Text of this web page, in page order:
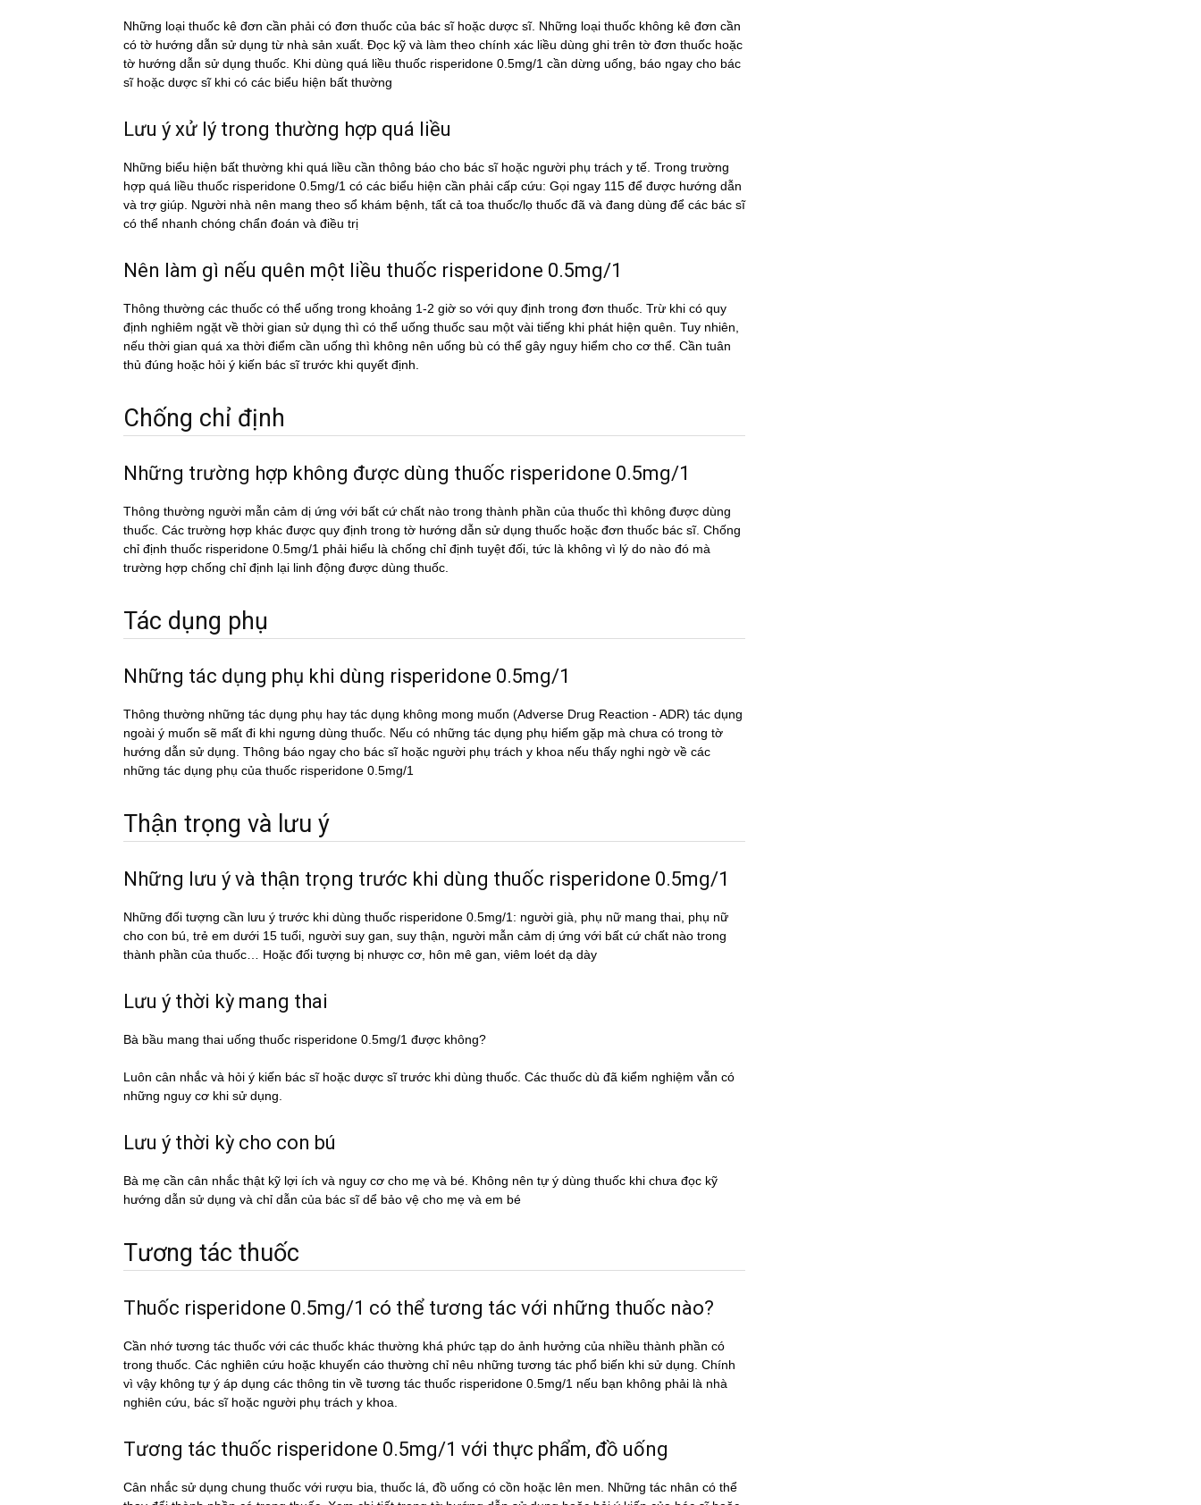
Những loại thuốc kê đơn cần phải có đơn thuốc của bác sĩ hoặc dược sĩ. Những loại thuốc không kê đơn cần
có tờ hướng dẫn sử dụng từ nhà sản xuất. Đọc kỹ và làm theo chính xác liều dùng ghi trên tờ đơn thuốc hoặc
tờ hướng dẫn sử dụng thuốc. Khi dùng quá liều thuốc risperidone 0.5mg/1 cần dừng uống, báo ngay cho bác
sĩ hoặc dược sĩ khi có các biểu hiện bất thường
Lưu ý xử lý trong thường hợp quá liều
Những biểu hiện bất thường khi quá liều cần thông báo cho bác sĩ hoặc người phụ trách y tế. Trong trường
hợp quá liều thuốc risperidone 0.5mg/1 có các biểu hiện cần phải cấp cứu: Gọi ngay 115 để được hướng dẫn
và trợ giúp. Người nhà nên mang theo sổ khám bệnh, tất cả toa thuốc/lọ thuốc đã và đang dùng để các bác sĩ
có thể nhanh chóng chẩn đoán và điều trị
Nên làm gì nếu quên một liều thuốc risperidone 0.5mg/1
Thông thường các thuốc có thể uống trong khoảng 1-2 giờ so với quy định trong đơn thuốc. Trừ khi có quy
định nghiêm ngặt về thời gian sử dụng thì có thể uống thuốc sau một vài tiếng khi phát hiện quên. Tuy nhiên,
nếu thời gian quá xa thời điểm cần uống thì không nên uống bù có thể gây nguy hiểm cho cơ thể. Cần tuân
thủ đúng hoặc hỏi ý kiến bác sĩ trước khi quyết định.
Chống chỉ định
Những trường hợp không được dùng thuốc risperidone 0.5mg/1
Thông thường người mẫn cảm dị ứng với bất cứ chất nào trong thành phần của thuốc thì không được dùng
thuốc. Các trường hợp khác được quy định trong tờ hướng dẫn sử dụng thuốc hoặc đơn thuốc bác sĩ. Chống
chỉ định thuốc risperidone 0.5mg/1 phải hiểu là chống chỉ định tuyệt đối, tức là không vì lý do nào đó mà
trường hợp chống chỉ định lại linh động được dùng thuốc.
Tác dụng phụ
Những tác dụng phụ khi dùng risperidone 0.5mg/1
Thông thường những tác dụng phụ hay tác dụng không mong muốn (Adverse Drug Reaction - ADR) tác dụng
ngoài ý muốn sẽ mất đi khi ngưng dùng thuốc. Nếu có những tác dụng phụ hiếm gặp mà chưa có trong tờ
hướng dẫn sử dụng. Thông báo ngay cho bác sĩ hoặc người phụ trách y khoa nếu thấy nghi ngờ về các
những tác dụng phụ của thuốc risperidone 0.5mg/1
Thận trọng và lưu ý
Những lưu ý và thận trọng trước khi dùng thuốc risperidone 0.5mg/1
Những đối tượng cần lưu ý trước khi dùng thuốc risperidone 0.5mg/1: người già, phụ nữ mang thai, phụ nữ
cho con bú, trẻ em dưới 15 tuổi, người suy gan, suy thận, người mẫn cảm dị ứng với bất cứ chất nào trong
thành phần của thuốc… Hoặc đối tượng bị nhược cơ, hôn mê gan, viêm loét dạ dày
Lưu ý thời kỳ mang thai
Bà bầu mang thai uống thuốc risperidone 0.5mg/1 được không?
Luôn cân nhắc và hỏi ý kiến bác sĩ hoặc dược sĩ trước khi dùng thuốc. Các thuốc dù đã kiểm nghiệm vẫn có
những nguy cơ khi sử dụng.
Lưu ý thời kỳ cho con bú
Bà mẹ cần cân nhắc thật kỹ lợi ích và nguy cơ cho mẹ và bé. Không nên tự ý dùng thuốc khi chưa đọc kỹ
hướng dẫn sử dụng và chỉ dẫn của bác sĩ dể bảo vệ cho mẹ và em bé
Tương tác thuốc
Thuốc risperidone 0.5mg/1 có thể tương tác với những thuốc nào?
Cần nhớ tương tác thuốc với các thuốc khác thường khá phức tạp do ảnh hưởng của nhiều thành phần có
trong thuốc. Các nghiên cứu hoặc khuyến cáo thường chỉ nêu những tương tác phổ biến khi sử dụng. Chính
vì vậy không tự ý áp dụng các thông tin về tương tác thuốc risperidone 0.5mg/1 nếu bạn không phải là nhà
nghiên cứu, bác sĩ hoặc người phụ trách y khoa.
Tương tác thuốc risperidone 0.5mg/1 với thực phẩm, đồ uống
Cân nhắc sử dụng chung thuốc với rượu bia, thuốc lá, đồ uống có cồn hoặc lên men. Những tác nhân có thể